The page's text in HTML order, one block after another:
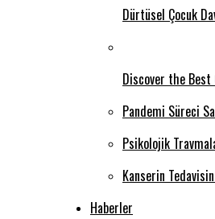
Dürtüsel Çocuk
Discover the
Pandemi Süreci
Psikolojik
Kanserin
Haberler